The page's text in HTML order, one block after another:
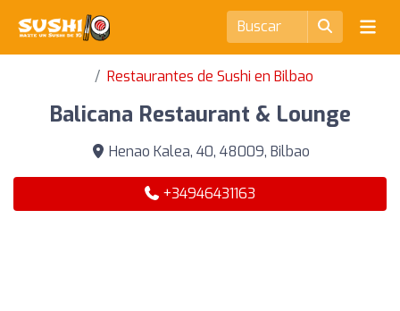
Restaurantes de Sushi en Bilbao
Balicana Restaurant & Lounge
Henao Kalea, 40, 48009, Bilbao
+34946431163